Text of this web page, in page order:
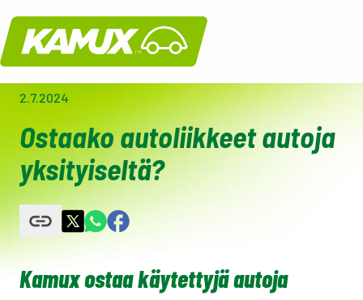
Kamux
2.7.2024
Ostaako autoliikkeet autoja
yksityiseltä?
Kamux ostaa käytettyjä autoja